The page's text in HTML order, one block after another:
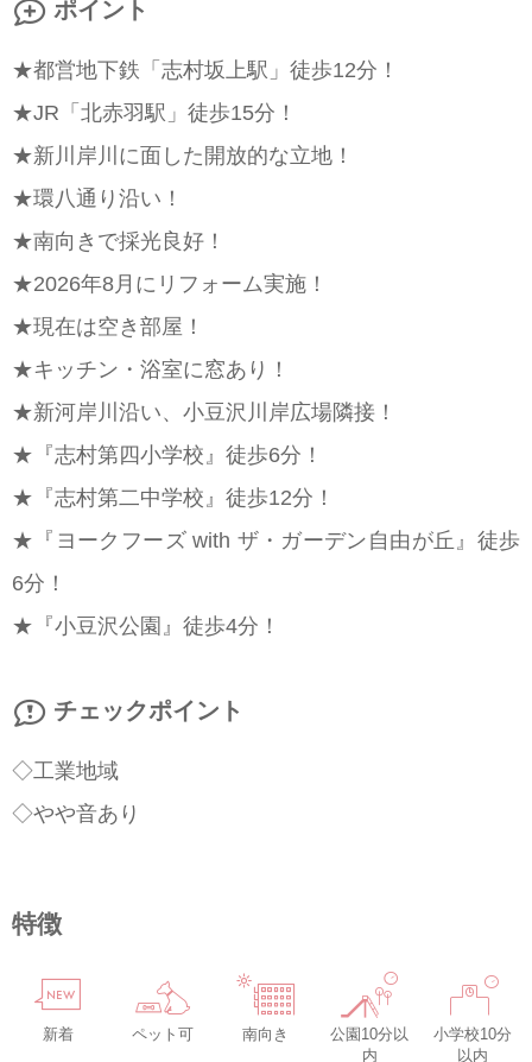
ポイント
★都営地下鉄「志村坂上駅」徒歩12分！
★JR「北赤羽駅」徒歩15分！
★新川岸川に面した開放的な立地！
★環八通り沿い！
★南向きで採光良好！
★2026年8月にリフォーム実施！
★現在は空き部屋！
★キッチン・浴室に窓あり！
★新河岸川沿い、小豆沢川岸広場隣接！
★『志村第四小学校』徒歩6分！
★『志村第二中学校』徒歩12分！
★『ヨークフーズ with ザ・ガーデン自由が丘』徒歩
6分！
★『小豆沢公園』徒歩4分！
チェックポイント
◇工業地域
◇やや音あり
特徴
新着 ペット可 南向き
公園10分以
内
小学校10分
以内